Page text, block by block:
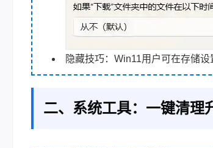
隐藏技巧：Win11用户可在存储
二、系统工具：一键清理